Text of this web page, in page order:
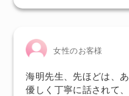
女性のお客様
海明先生、先ほどは、
優しく丁寧に話されて